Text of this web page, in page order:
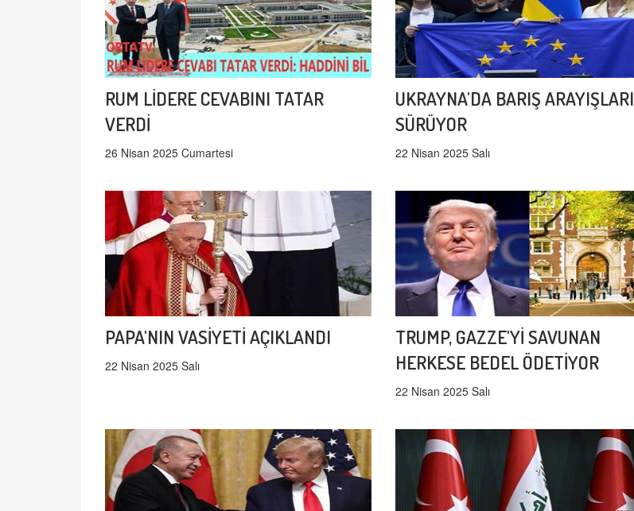
RUM LİDERE CEVABINI TATAR
VERDİ
26 Nisan 2025 Cumartesi
UKRAYNA'DA BARIŞ ARAYIŞLARI
SÜRÜYOR
22 Nisan 2025 Salı
PAPA'NIN VASİYETİ AÇIKLANDI
22 Nisan 2025 Salı
TRUMP, GAZZE'Yİ SAVUNAN
HERKESE BEDEL ÖDETİYOR
22 Nisan 2025 Salı